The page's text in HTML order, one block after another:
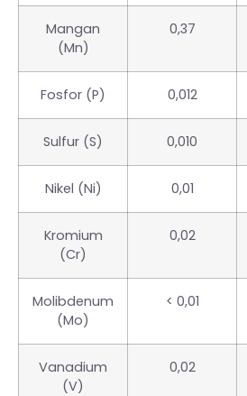
Mangan
(Mn)
0,37
Fosfor (P) 0,012
Sulfur (S) 0,010
Nikel (Ni) 0,01
Kromium
(Cr)
0,02
Molibdenum
(Mo)
< 0,01
Vanadium
(V)
0,02